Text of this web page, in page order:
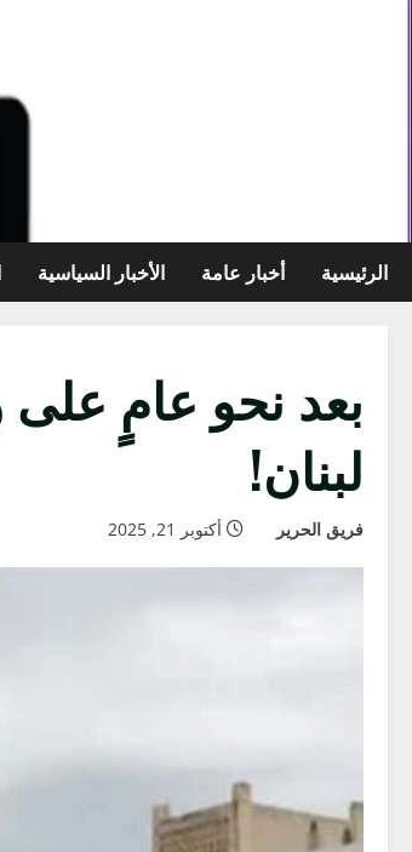
الرئيسية أخبار عامة الأخبار السياسية
بعد نحو عامٍ على
لبنان!
فريق الحرير أكتوبر 21, 2025